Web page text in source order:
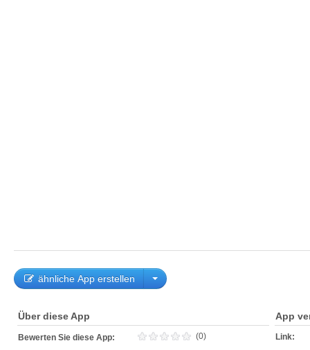
ähnliche App erstellen
Über diese App
Bewerten Sie diese App: (0)
App
Link: